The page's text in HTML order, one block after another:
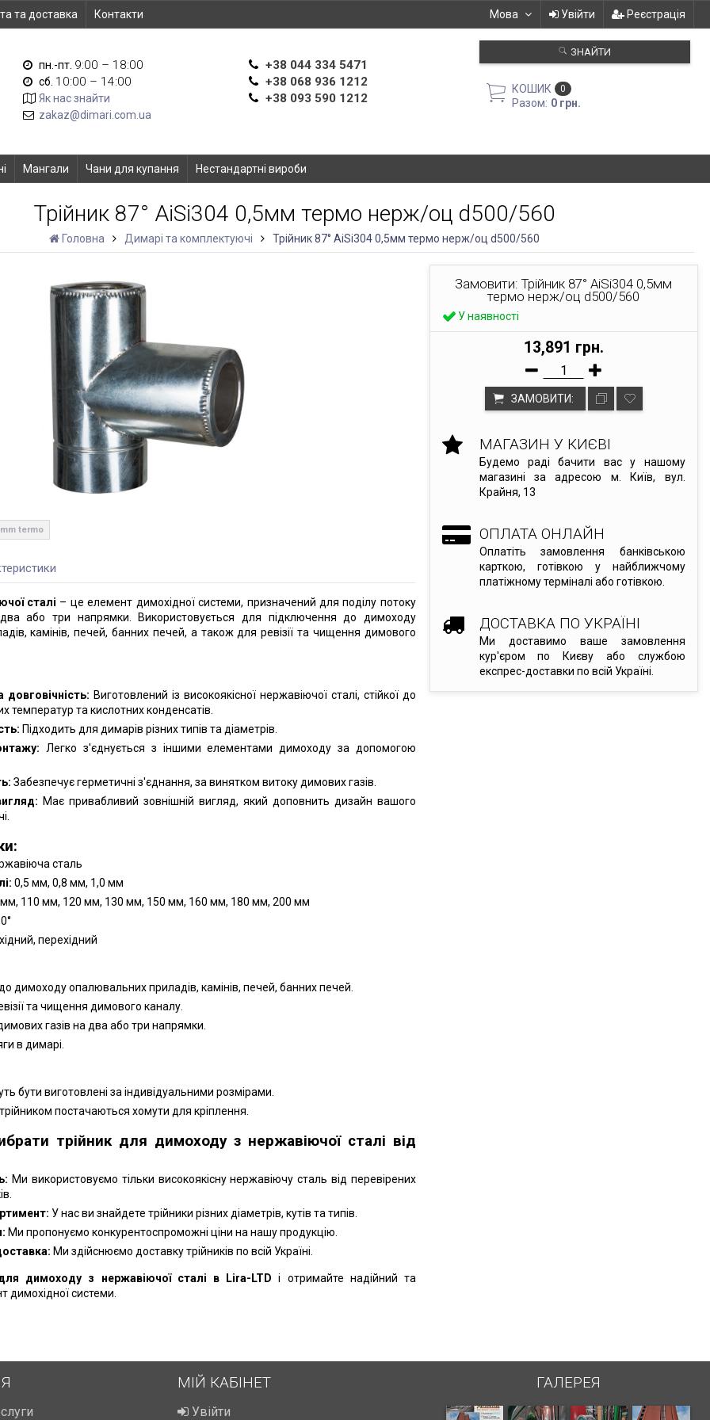
та доставка Контакти Мова Увійти Реєстрація
пн.-пт. 9:00 – 18:00
сб. 10:00 – 14:00
Як нас знайти
zakaz@dimari.com.ua
+38 044 334 5471
+38 068 936 1212
+38 093 590 1212
ЗНАЙТИ
КОШИК 0
Разом: 0 грн.
Мангали Чани для купання Нестандартні вироби
Трійник 87° AiSi304 0,5мм термо нерж/оц d500/560
Головна Димарі та комплектуючі Трійник 87° AiSi304 0,5мм термо нерж/оц d500/560
Замовити: Трійник 87° AiSi304 0,5мм
термо нерж/оц d500/560
У наявності
13,891 грн.
ЗАМОВИТИ:
МАГАЗИН У КИЄВІ
Будемо раді бачити вас у нашому
магазині за адресою м. Київ, вул.
Крайня, 13
ОПЛАТА ОНЛАЙН
Оплатіть замовлення банківською
карткою, готівкою у найближчому
платіжному терміналі або готівкою.
ДОСТАВКА ПО УКРАЇНІ
Ми доставимо ваше замовлення
кур'єром по Києву або службою
експрес-доставки по всій Україні.
termo
сталі – це елемент димохідної системи, призначений для поділу потоку
або три напрямки. Використовується для підключення до димоходу
камінів, печей, банних печей, а також для ревізії та чищення димового
довговічність: Виготовлений із високоякісної нержавіючої сталі, стійкої до
температур та кислотних конденсатів.
Підходить для димарів різних типів та діаметрів.
Легко з'єднується з іншими елементами димоходу за допомогою
Забезпечує герметичні з'єднання, за винятком витоку димових газів.
Має привабливий зовнішній вигляд, який доповнить дизайн вашого
сталь
0,5 мм, 0,8 мм, 1,0 мм
110 мм, 120 мм, 130 мм, 150 мм, 160 мм, 180 мм, 200 мм
перехідний
димоходу опалювальних приладів, камінів, печей, банних печей.
та чищення димового каналу.
газів на два або три напрямки.
в димарі.
бути виготовлені за індивідуальними розмірами.
постачаються хомути для кріплення.
трійник для димоходу з нержавіючої сталі від
Ми використовуємо тільки високоякісну нержавіючу сталь від перевірених
У нас ви знайдете трійники різних діаметрів, кутів та типів.
Ми пропонуємо конкурентоспроможні ціни на нашу продукцію.
Ми здійснюємо доставку трійників по всій Україні.
димоходу з нержавіючої сталі в Lira-LTDі отримайте надійний та
димохідної системи.
МІЙ КАБІНЕТ
Увійти
ГАЛЕРЕЯ